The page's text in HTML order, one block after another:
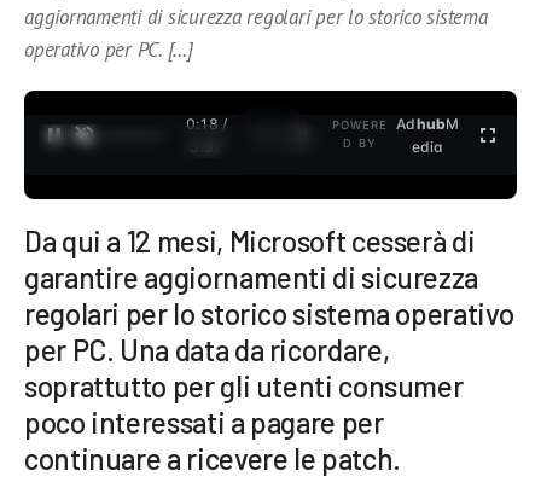
aggiornamenti di sicurezza regolari per lo storico sistema
operativo per PC. […]
0:19 /
3:37
POWERE
D BY
AdhubM
edia
Da qui a 12 mesi, Microsoft cesserà di
garantire aggiornamenti di sicurezza
regolari per lo storico sistema operativo
per PC. Una data da ricordare,
soprattutto per gli utenti consumer
poco interessati a pagare per
continuare a ricevere le patch.